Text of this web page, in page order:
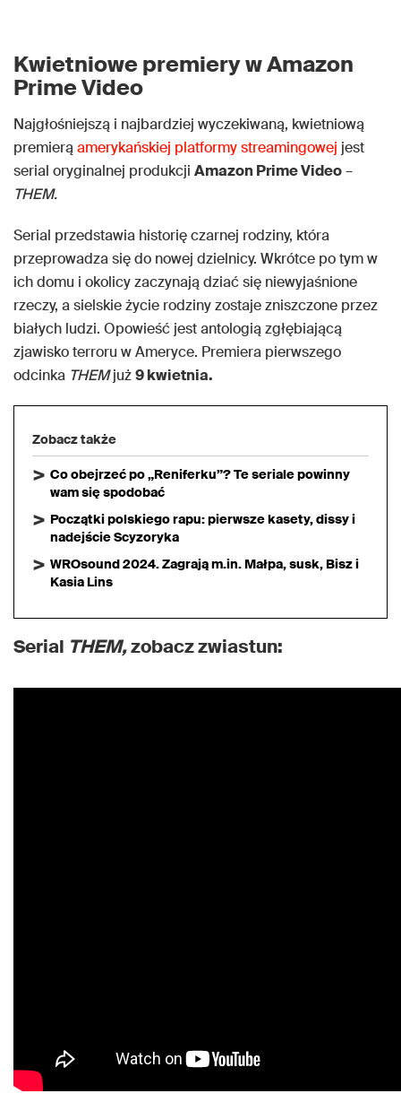
Kwietniowe premiery wAmazon
Prime Video
Najgłośniejszą i najbardziej wyczekiwaną, kwietniową
premierąamerykańskiej platformy streamingowej jest
serial oryginalnej produkcji Amazon Prime Video–
THEM.
Serial przedstawia historię czarnej rodziny, która
przeprowadza się do nowej dzielnicy. Wkrótce po tym w
ich domu i okolicy zaczynają dziać się niewyjaśnione
rzeczy, a sielskie życie rodziny zostaje zniszczone przez
białych ludzi. Opowieść jest antologią zgłębiającą
zjawisko terroru w Ameryce. Premiera pierwszego
odcinka THEMjuż9 kwietnia.
Zobacz także
Co obejrzeć po „Reniferku”? Te seriale powinny
wam się spodobać
Początki polskiego rapu: pierwsze kasety, dissy i
nadejście Scyzoryka
WROsound 2024. Zagrają m.in. Małpa, susk, Bisz i
Kasia Lins
Serial THEM,zobacz zwiastun: